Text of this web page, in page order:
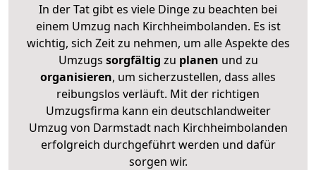
In der Tat gibt es viele Dinge zu beachten bei
einem Umzug nach Kirchheimbolanden. Es ist
wichtig, sich Zeit zu nehmen, um alle Aspekte des
Umzugs sorgfältig zu planen und zu
organisieren, um sicherzustellen, dass alles
reibungslos verläuft. Mit der richtigen
Umzugsfirma kann ein deutschlandweiter
Umzug von Darmstadt nach Kirchheimbolanden
erfolgreich durchgeführt werden und dafür
sorgen wir.